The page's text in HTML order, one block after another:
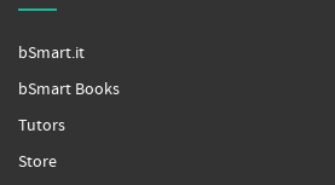
bSmart.it
bSmart Books
Tutors
Store